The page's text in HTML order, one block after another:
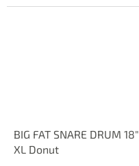
BIG FAT SNARE DRUM 18"
XL Donut